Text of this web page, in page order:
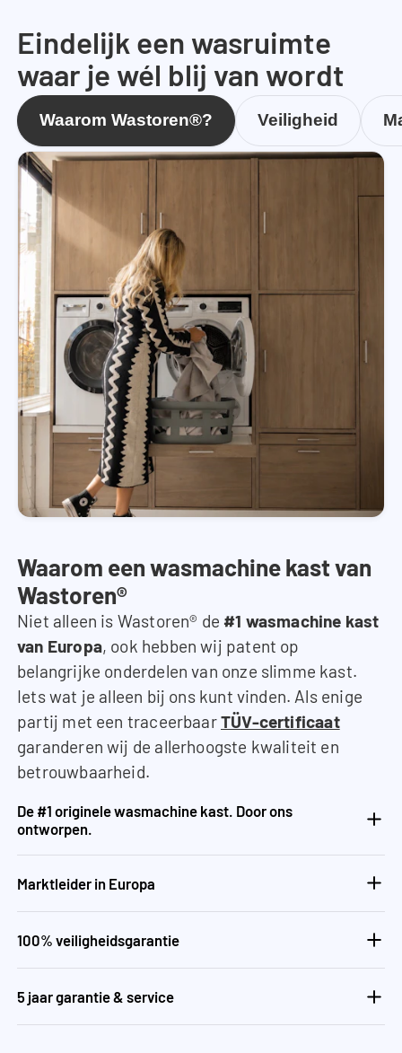
Eindelijk een wasruimte
waar je wél blij van wordt
Waarom Wastoren®? Veiligheid
Waarom een wasmachine kast van
Wastoren®
Niet alleen is Wastoren® de #1 wasmachine kast
van Europa, ook hebben wij patent op
belangrijke onderdelen van onze slimme kast.
Iets wat je alleen bij ons kunt vinden. Als enige
partij met een traceerbaarTÜV-certificaat
garanderen wij de allerhoogste kwaliteit en
betrouwbaarheid.
De #1 originele wasmachine kast. Door ons
ontworpen.
Marktleider in Europa
100% veiligheidsgarantie
5 jaar garantie & service